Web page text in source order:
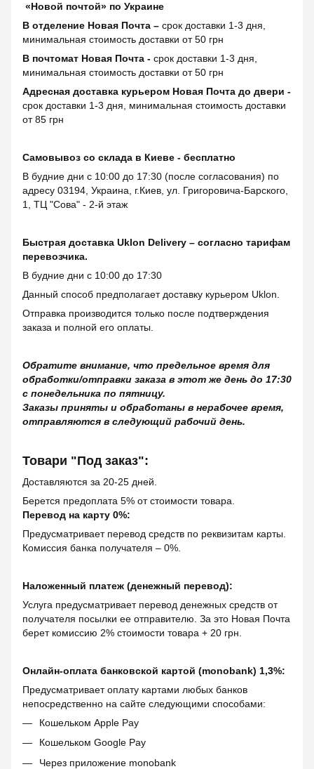
«Новой почтой» по Украине
В отделение Новая Почта – срок доставки 1-3 дня,
минимальная стоимость доставки от 50 грн
В почтомат Новая Почта - срок доставки 1-3 дня,
минимальная стоимость доставки от 50 грн
Адресная доставка курьером Новая Почта до двери -
срок доставки 1-3 дня, минимальная стоимость доставки
от 85 грн
Самовывоз со склада в Киеве - бесплатно
В будние дни с 10:00 до 17:30 (после согласования) по
адресу 03194, Украина, г.Киев, ул. Григоровича-Барского,
1, ТЦ "Сова" - 2-й этаж
Быстрая доставка Uklon Delivery – согласно тарифам
перевозчика.
В будние дни с 10:00 до 17:30
Данный способ предполагает доставку курьером Uklon.
Отправка производится только после подтверждения
заказа и полной его оплаты.
Обратите внимание, что предельное время для
обработки/отправки заказа в этот же день до 17:30
с понедельника по пятницу.
Заказы приняты и обработаны в нерабочее время,
отправляются в следующий рабочий день.
Товари "Под заказ":
Доставляются за 20-25 дней.
Берется предоплата 5% от стоимости товара.
Перевод на карту 0%:
Предусматривает перевод средств по реквизитам карты.
Комиссия банка получателя – 0%.
Наложенный платеж (денежный перевод):
Услуга предусматривает перевод денежных средств от
получателя посылки ее отправителю. За это Новая Почта
берет комиссию 2% стоимости товара + 20 грн.
Онлайн-оплата банковской картой (monobank) 1,3%:
Предусматривает оплату картами любых банков
непосредственно на сайте следующими способами:
Кошельком Apple Pay
Кошельком Google Pay
Через приложение monobank